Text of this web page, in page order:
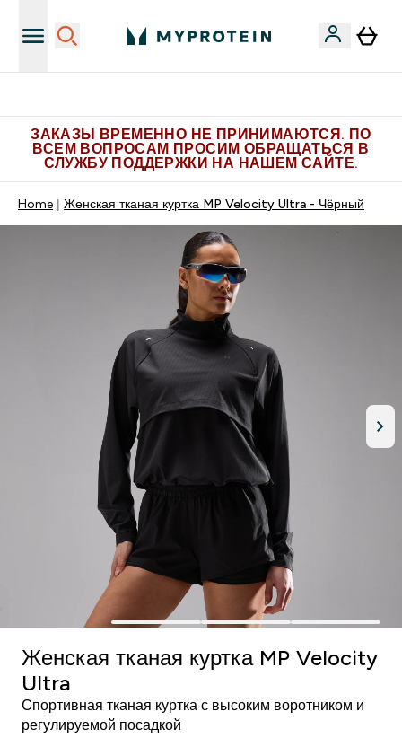
ЗАКАЗЫ ВРЕМЕННО НЕ ПРИНИМАЮТСЯ. ПО
ВСЕМ ВОПРОСАМ ПРОСИМ ОБРАЩАТЬСЯ В
СЛУЖБУ ПОДДЕРЖКИ НА НАШЕМ САЙТЕ.
Home Женская тканая куртка MP Velocity Ultra - Чёрный
Женская тканая куртка MP Velocity
Ultra
Спортивная тканая куртка с высоким воротником и
регулируемой посадкой